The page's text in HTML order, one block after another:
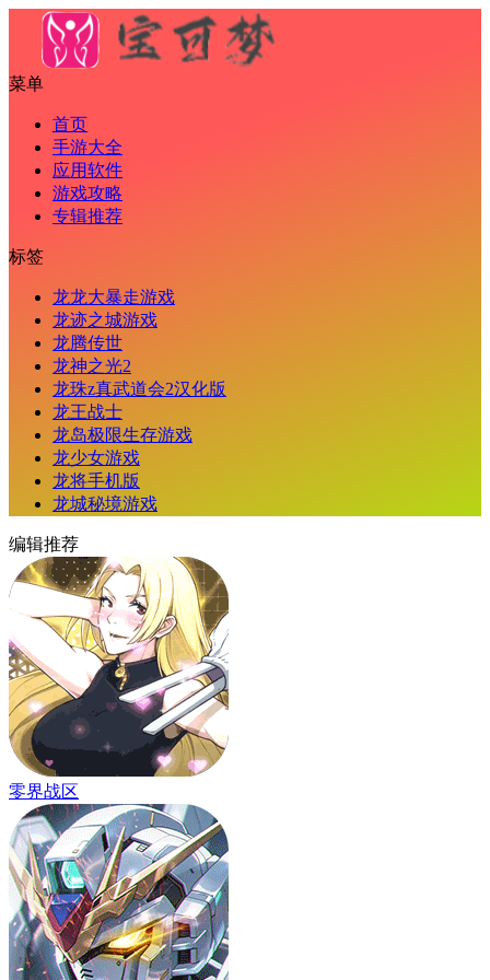
菜单
首页
手游大全
应用软件
游戏攻略
专辑推荐
标签
龙龙大暴走游戏
龙迹之城游戏
龙腾传世
龙神之光2
龙珠z真武道会2汉化版
龙王战士
龙岛极限生存游戏
龙少女游戏
龙将手机版
龙城秘境游戏
编辑推荐
零界战区